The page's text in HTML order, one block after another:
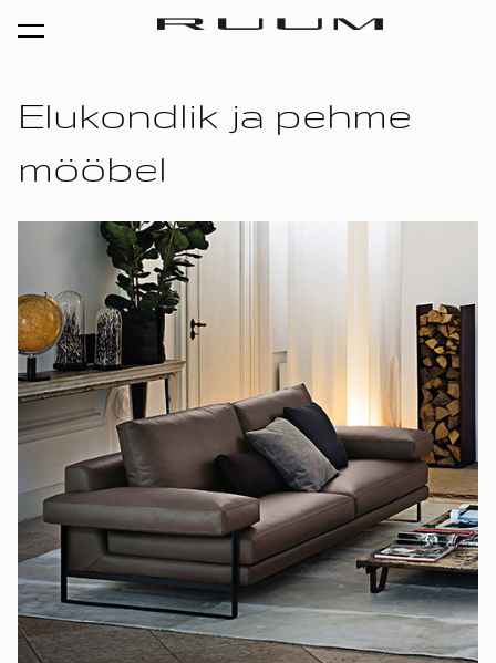
lisati ostukorvi.
Elukondlik ja pehme
mööbel